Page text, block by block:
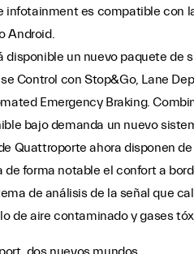
infotainment es compatible con
Android.
disponible un nuevo paquete de
Control con Stop&Go, Lane
Emergency Braking.
bajo demanda un nuevo
Quattroporte ahora disponen
de forma notable el confort a
de análisis de la señal que
de aire contaminado y gases